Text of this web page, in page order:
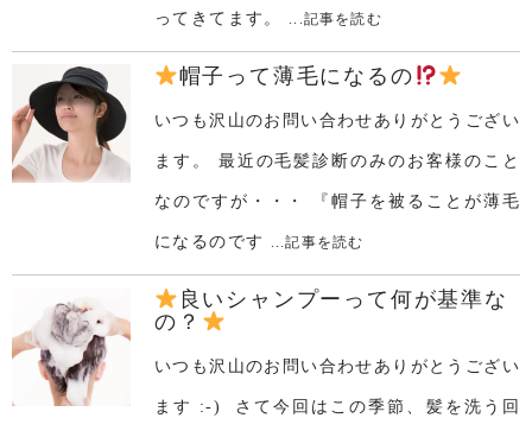
ってきてます。 ...記事を読む
帽子って薄毛になるの
いつも沢山のお問い合わせありがとうござい
ます。 最近の毛髪診断のみのお客様のこと
なのですが・・・ 『帽子を被ることが薄毛
になるのです ...記事を読む
良いシャンプーって何が基準な
の？
いつも沢山のお問い合わせありがとうござい
ます :-) さて今回はこの季節、髪を洗う回